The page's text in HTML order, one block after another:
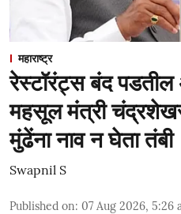
महाराष्ट्र
रेस्टॉरंट्स बंद
महसूल मंत्री
मुंढेंना नाव न घेता तंबी
Swapnil S
Published on: 07 Aug 2026, 5:26